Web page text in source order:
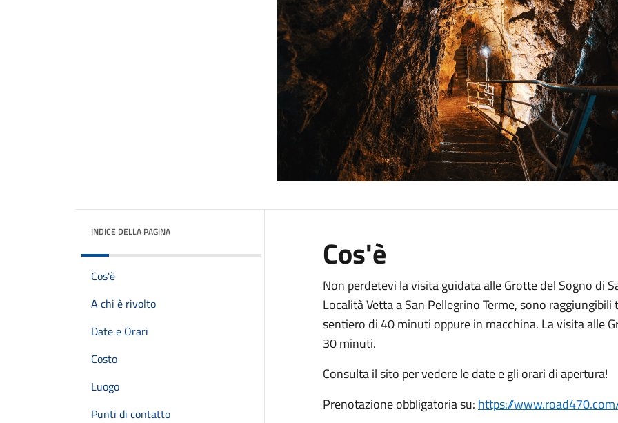
INDICE DELLA PAGINA
Cos'è
A chi è rivolto
Date e Orari
Costo
Luogo
Punti di contatto
Cos'è
Non perdetevi la visita guidata alle Grotte del Sogno di
Località Vetta a San Pellegrino Terme, sono
sentiero di 40 minuti oppure in macchina. La visita alle
30 minuti.
Consulta il sito per vedere le date e gli orari di apertura!
Prenotazione obbligatoria su: https://